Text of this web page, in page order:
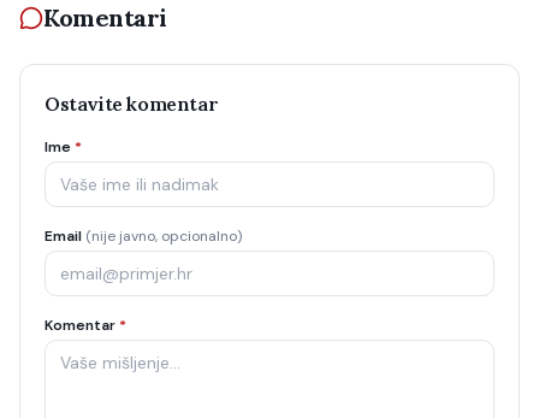
Komentari
Ostavite komentar
Ime *
Email (nije javno, opcionalno)
Komentar *